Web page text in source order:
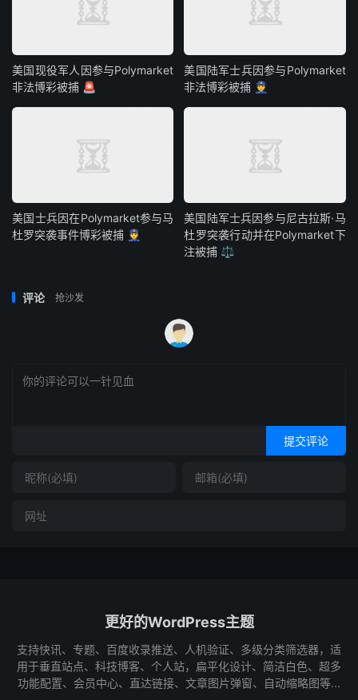
美国现役军人因参与Polymarket
非法博彩被捕 🚨
美国陆军士兵因参与Polymarket
非法博彩被捕 👮
美国士兵因在Polymarket参与马
杜罗突袭事件博彩被捕 👮
美国陆军士兵因参与尼古拉斯·马
杜罗突袭行动并在Polymarket下
注被捕 ⚖️
评论 抢沙发
提交评论
更好的WordPress主题
支持快讯、专题、百度收录推送、人机验证、多级分类筛选器，适
用于垂直站点、科技博客、个人站，扁平化设计、简洁白色、超多
功能配置、会员中心、直达链接、文章图片弹窗、自动缩略图等...